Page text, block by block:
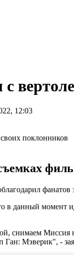
12:03
в данный
Миссия
Мэверик", -